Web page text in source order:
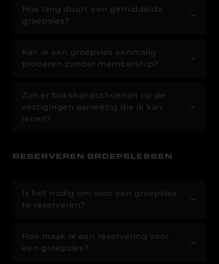
Hoe lang duurt een gemiddelde
groepsles?
Kan ik een groepsles eenmalig
proberen zonder membership?
Zijn er bokshandschoenen op de
vestigingen aanwezig die ik kan
lenen?
RESERVEREN GROEPSLESSEN
Is het nodig om voor een groepsles
te reserveren?
Hoe maak ik een reservering voor
een groepsles?